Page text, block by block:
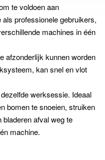
te voldoen aan
professionele gebruikers,
machines in één
afzonderlijk kunnen worden
kan snel en vlot
werksessie. Ideaal
bomen te snoeien, struiken
afval weg te
machine.